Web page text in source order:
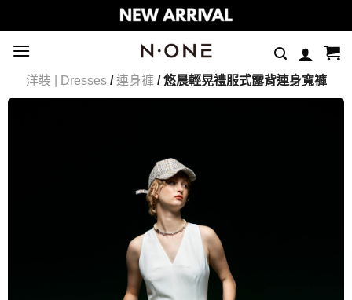
to
content
洋裝 | Dresses/連身褲/ 悠晨輕晃禮服式露背連身寬褲